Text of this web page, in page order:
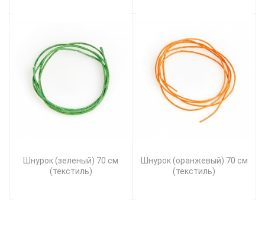
Шнурок (зеленый) 70 см
(текстиль)
Шнурок (оранжевый) 70 см
(текстиль)